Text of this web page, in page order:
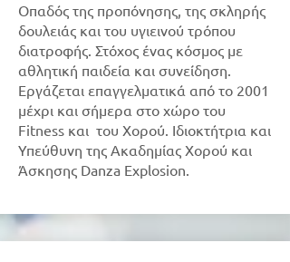
Οπαδός της προπόνησης, της σκληρής
δουλειάς και του υγιεινού τρόπου
διατροφής. Στόχος ένας κόσμος με
αθλητική παιδεία και συνείδηση.
Εργάζεται επαγγελματικά από το 2001
μέχρι και σήμερα στο χώρο του
Fitness και του Χορού. Ιδιοκτήτρια και
Υπεύθυνη της Ακαδημίας Χορού και
Άσκησης Danza Explosion.